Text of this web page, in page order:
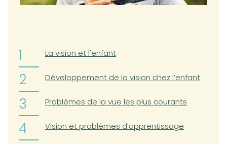
(opens in a new tab)
La vision et l'enfant
(opens in a new tab)
Développement de la vision chez l’enfant
Problèmes de la vue les plus courants
Vision et problèmes d’apprentissage